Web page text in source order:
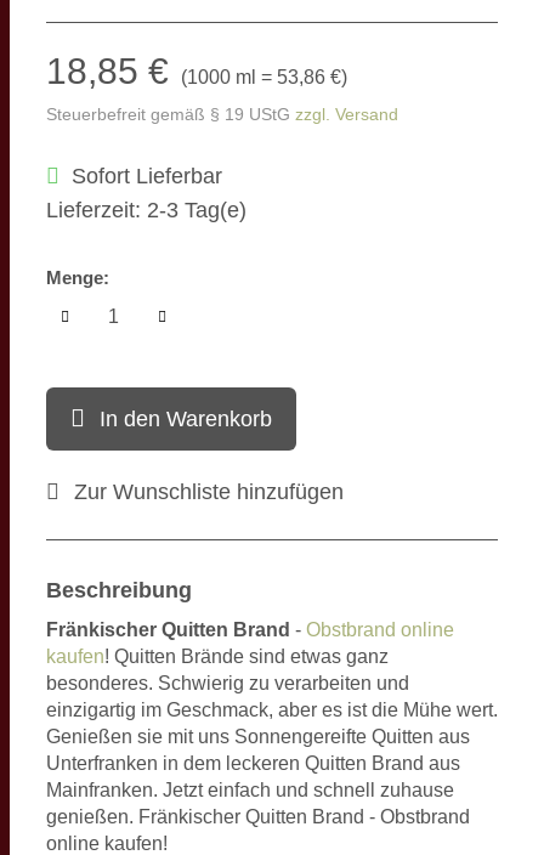
18,85 € (1000 ml = 53,86 €)
Steuerbefreit gemäß § 19 UStG zzgl. Versand
Sofort Lieferbar
Lieferzeit: 2-3 Tag(e)
Menge:
In den Warenkorb
Zur Wunschliste hinzufügen
Beschreibung
Fränkischer Quitten Brand - Obstbrand online
kaufen! Quitten Brände sind etwas ganz
besonderes. Schwierig zu verarbeiten und
einzigartig im Geschmack, aber es ist die Mühe wert.
Genießen sie mit uns Sonnengereifte Quitten aus
Unterfranken in dem leckeren Quitten Brand aus
Mainfranken. Jetzt einfach und schnell zuhause
genießen. Fränkischer Quitten Brand - Obstbrand
online kaufen!